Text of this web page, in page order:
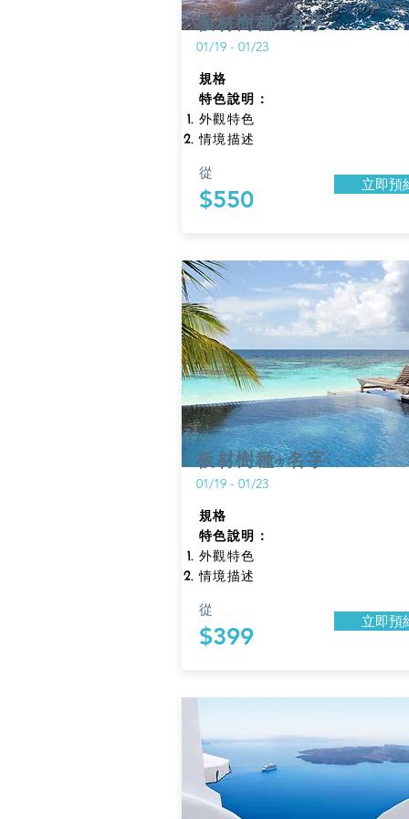
板材樹種+名字
01/19 - 01/23
規格​
特色說明：
外觀特色
情境描述
從
$550
立即預
板材樹種+名字
01/19 - 01/23
規格​
特色說明：
外觀特色
情境描述
從
$399
立即預